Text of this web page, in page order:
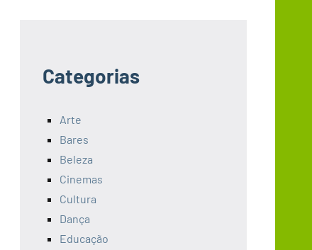
Categorias
Arte
Bares
Beleza
Cinemas
Cultura
Dança
Educação